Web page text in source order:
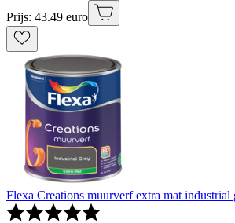
Prijs: 43.49 euro
Flexa Creations muurverf extra mat industrial